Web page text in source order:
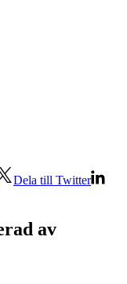
Dela till Twitter
av